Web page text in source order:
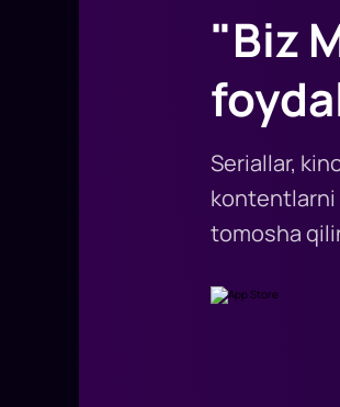
"Biz
Seriallar,
kontentlarni
tomosha